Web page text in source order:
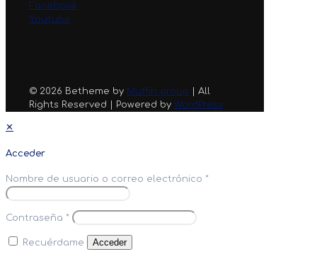
Facebook
Youtube
© 2026 Betheme by Muffin group | All
Rights Reserved | Powered by WordPress
✕
Acceder
Nombre de usuario o correo electrónico *
Contraseña *
Recuérdame Acceder